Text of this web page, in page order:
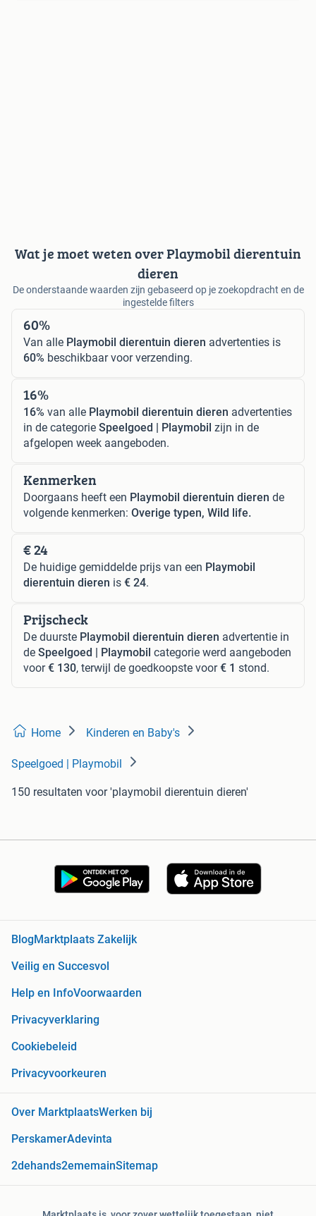
Wat je moet weten over Playmobil dierentuin
dieren
De onderstaande waarden zijn gebaseerd op je zoekopdracht en de
ingestelde filters
60%
Van alle Playmobil dierentuin dieren advertenties is
60% beschikbaar voor verzending.
16%
16% van alle Playmobil dierentuin dieren advertenties
in de categorie Speelgoed | Playmobil zijn in de
afgelopen week aangeboden.
Kenmerken
Doorgaans heeft een Playmobil dierentuin dieren de
volgende kenmerken: Overige typen, Wild life.
€ 24
De huidige gemiddelde prijs van een Playmobil
dierentuin dieren is € 24.
Prijscheck
De duurste Playmobil dierentuin dieren advertentie in
de Speelgoed | Playmobil categorie werd aangeboden
voor€ 130, terwijl de goedkoopste voor€ 1 stond.
Home Kinderen en Baby's
Speelgoed | Playmobil
150 resultaten voor 'playmobil dierentuin dieren'
BlogMarktplaats Zakelijk
Veilig en Succesvol
Help en InfoVoorwaarden
Privacyverklaring
Cookiebeleid
Privacyvoorkeuren
Over MarktplaatsWerken bij
PerskamerAdevinta
2dehands2ememainSitemap